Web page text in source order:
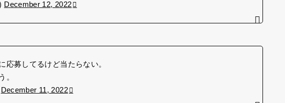
December 12, 2022
応募してるけど当たらない。
。
December 11, 2022